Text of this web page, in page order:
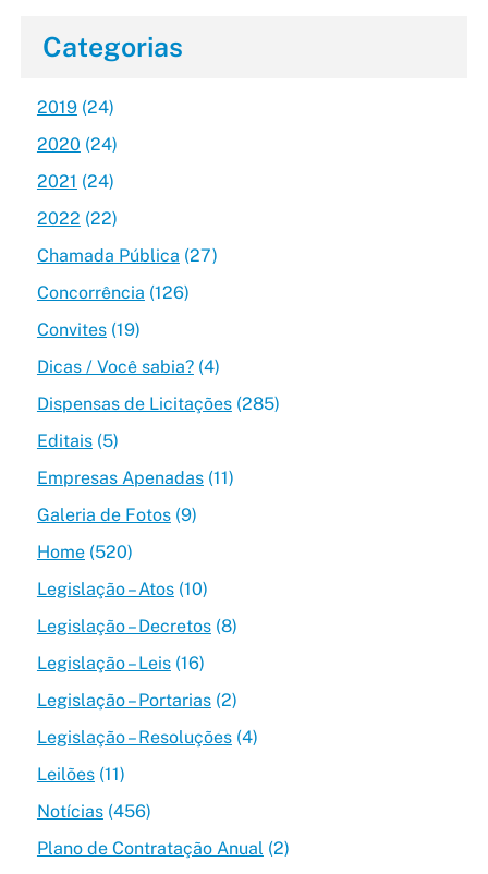
Categorias
2019(24)
2020 (24)
2021 (24)
2022 (22)
Chamada Pública (27)
Concorrência (126)
Convites(19)
Dicas / Você sabia?(4)
Dispensas de Licitações(285)
Editais(5)
Empresas Apenadas(11)
Galeria de Fotos(9)
Home(520)
Legislação – Atos(10)
Legislação – Decretos(8)
Legislação – Leis(16)
Legislação – Portarias(2)
Legislação – Resoluções(4)
Leilões(11)
Notícias(456)
Plano de Contratação Anual (2)